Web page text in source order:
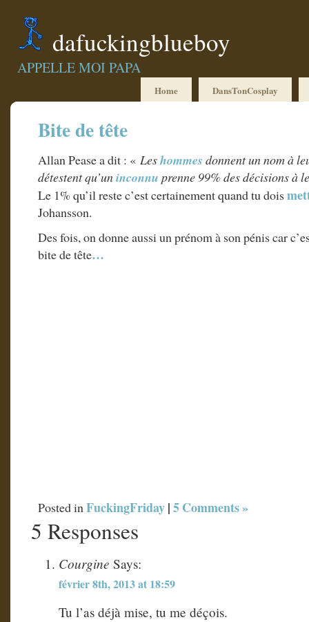
dafuckingblueboy
APPELLE MOI PAPA
Home DansTonCosplay
Bite de tête
Allan Pease a dit : « Leshommes donnent un nom à
détestent qu’uninconnu prenne 99% des décisions à
Le 1% qu’il reste c’est certainement quand tu dois
Johansson.
Des fois, on donne aussi un prénom à son pénis car
bite de tête…
Posted in FuckingFriday|5 Comments »
5 Responses
Courgine Says:
février 8th, 2013 at 18:59
Tu l’as déjà mise, tu me déçois.